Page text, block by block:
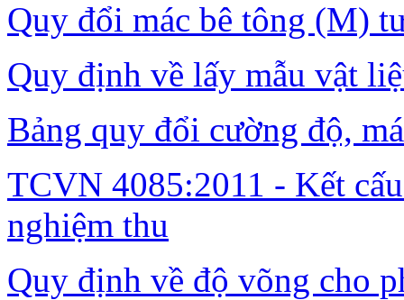
Quy đổi mác bê tông (M)
Quy định về lấy mẫu vật
Bảng quy đổi cường độ,
TCVN 4085:2011 - Kết
nghiệm thu
Quy định về độ võng cho